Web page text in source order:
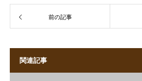
前の記事
関連記事